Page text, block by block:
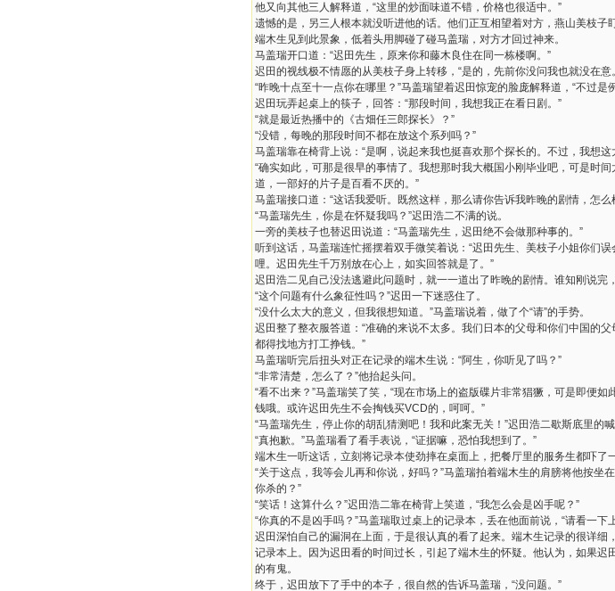
他又向其他三人解释道，“这里的炒面味道不错，价格也很适中。”
遗憾的是，另三人根本就没听进他的话。他们正互相望着对方，燕山美枝子
端木生见到此景象，低着头用脚碰了碰马盖瑞，对方才回过神来。
马盖瑞开口道：“迟田先生，原来你和藤木良住在同一栋楼啊。”
迟田的视线极不情愿的从美枝子身上转移，“是的，先前你没问我也就没在意
“昨晚十点至十一点你在哪里？”马盖瑞望着迟田惊宠的脸庞解释道，“不过是
迟田玩弄起桌上的筷子，回答：“那段时间，我想我正在看日剧。”
“就是最近热播中的《古畑任三郎探长》？”
“没错，每晚的那段时间不都在放这个系列吗？”
马盖瑞靠在椅背上说：“是啊，说起来我也挺喜欢那个探长的。不过，我想
“确实如此，可那是很早的事情了。我想那时我大概国小刚毕业吧，可是时
道，一部好的片子是百看不厌的。”
马盖瑞接口道：“这话我爱听。既然这样，那么请你告诉我昨晚的剧情，怎么
“马盖瑞先生，你是在怀疑我吗？”迟田浩二不满的说。
一旁的美枝子也替迟田说道：“马盖瑞先生，迟田绝不会做那种事的。”
听到这话，马盖瑞连忙摇摆着双手微笑着说：“迟田先生、美枝子小姐你们
哩。迟田先生千万别放在心上，如实回答就是了。”
迟田浩二见自己没法逃避此问题时，就一一道出了昨晚的剧情。谁知刚说完
“这个问题有什么象征性吗？”迟田一下迷惑住了。
“没什么太大的意义，但我很想知道。”马盖瑞说着，做了个“请”的手势。
迟田整了整衣服答道：“准确的来说不太多。我们日本的父母和你们中国的
都得找地方打工挣钱。”
马盖瑞听完后扭头对正在记录的端木生说：“阿生，你听见了吗？”
“非常清楚，怎么了？”他抬起头问。
“看不出来？”马盖瑞笑了笑，“现在市场上的盗版碟片非常猖獗，可是即便
钱哦。或许迟田先生不会掏钱买VCD的，呵呵。”
“马盖瑞先生，停止你的胡乱猜测吧！我和此案无关！”迟田浩二歇斯底里的
“真抱歉。”马盖瑞看了看手表说，“证据嘛，恐怕我想到了。”
端木生一听这话，立刻将记录本使劲摔在桌面上，把餐厅里的服务生都吓了
“关于这点，我等会儿再和你说，好吗？”马盖瑞拍着端木生的肩膀将他按坐
你杀的？”
“笑话！这算什么？”迟田浩二靠在椅背上笑道，“我怎么会是凶手呢？”
“你真的不是凶手吗？”马盖瑞取过桌上的记录本，丢在他面前说，“请看一
迟田深怕自己的漏洞在上面，于是很认真的看了起来。端木生记录的很详
记录本上。因为迟田看的时间过长，引起了端木生的怀疑。他认为，如果
的有鬼。
终于，迟田放下了手中的本子，很自然的告诉马盖瑞，“没问题。”